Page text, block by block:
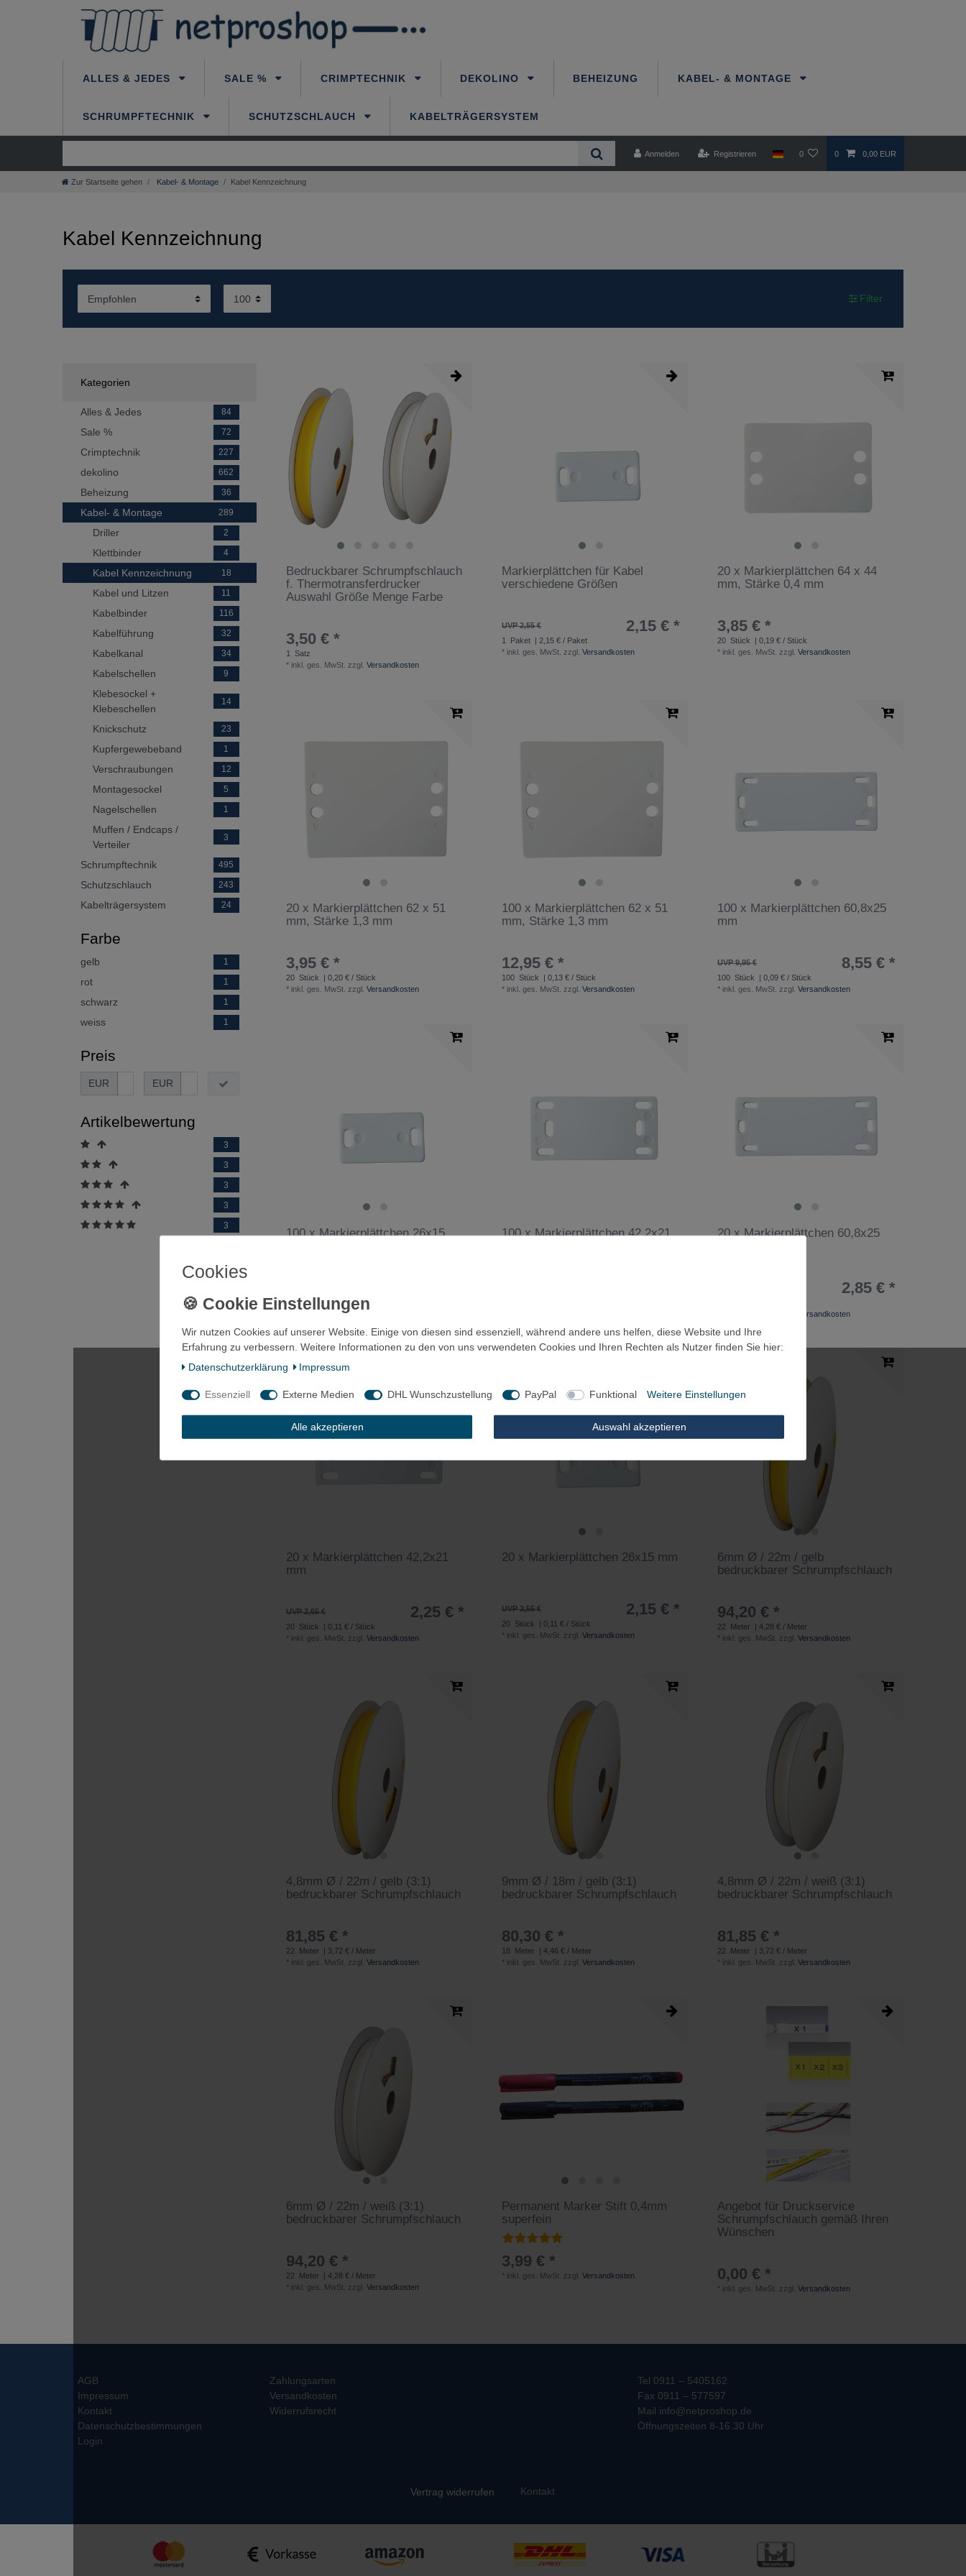
ALLES & JEDES SALE % CRIMPTECHNIK DEKOLINO BEHEIZUNG KABEL- & MONTAGE
SCHRUMPFTECHNIK SCHUTZSCHLAUCH KABELTRÄGERSYSTEM
Anmelden Registrieren 0 0 0,00 EUR
Zur Startseite gehen Kabel- & Montage Kabel Kennzeichnung
Kabel Kennzeichnung
Filter
Kategorien
Alles & Jedes 84
Sale % 72
Crimptechnik 227
dekolino 662
Beheizung 36
Kabel- & Montage 289
Driller 2
Klettbinder 4
Kabel Kennzeichnung 18
Kabel und Litzen 11
Kabelbinder 116
Kabelführung 32
Kabelkanal 34
Kabelschellen 9
Klebesockel +
Klebeschellen
14
Knickschutz 23
Kupfergewebeband 1
Verschraubungen 12
Montagesockel 5
Nagelschellen 1
Muffen / Endcaps /
Verteiler
3
Schrumpftechnik 495
Schutzschlauch 243
Kabelträgersystem 24
Farbe
gelb 1
rot 1
schwarz 1
weiss 1
Preis
EUR EUR
Artikelbewertung
3
3
3
3
3
Bedruckbarer Schrumpfschlauch
f. Thermotransferdrucker
Auswahl Größe Menge Farbe
3,50 € *
1
Satz
* inkl. ges. MwSt. zzgl.Versandkosten
Markierplättchen für Kabel
verschiedene Größen
UVP 2,55 € 2,15 € *
1 Paket | 2,15 € / Paket
* inkl. ges. MwSt. zzgl.Versandkosten
20 x Markierplättchen 64 x 44
mm, Stärke 0,4 mm
3,85 € *
20 Stück
| 0,19 € / Stück
* inkl. ges. MwSt. zzgl.Versandkosten
20 x Markierplättchen 62 x 51
mm, Stärke 1,3 mm
3,95 € *
20 Stück
| 0,20 € / Stück
* inkl. ges. MwSt. zzgl.Versandkosten
100 x Markierplättchen 62 x 51
mm, Stärke 1,3 mm
12,95 € *
100 Stück
| 0,13 € / Stück
* inkl. ges. MwSt. zzgl.Versandkosten
100 x Markierplättchen 60,8x25
mm
UVP 9,95 € 8,55 € *
100 Stück
| 0,09 € / Stück
* inkl. ges. MwSt. zzgl.Versandkosten
100 x Markierplättchen 26x15
100 Stück | 0,06 € / Stück
inkl. ges. MwSt.zzgl.
100 x Markierplättchen 42,2x21
20 x Markierplättchen 60,8x25
2,85 € *
Versandkosten
20 x Markierplättchen 42,2x21
mm
UVP 2,65 € 2,25 € *
20 Stück
| 0,11 € / Stück
* inkl. ges. MwSt. zzgl.Versandkosten
20 x Markierplättchen 26x15 mm
UVP 2,55 € 2,15 € *
20 Stück
| 0,11 € / Stück
* inkl. ges. MwSt. zzgl.Versandkosten
6mm Ø / 22m / gelb
bedruckbarer Schrumpfschlauch
94,20 € *
22 Meter
| 4,28 € / Meter
* inkl. ges. MwSt. zzgl.Versandkosten
4,8mm Ø / 22m / gelb (3:1)
bedruckbarer Schrumpfschlauch
81,85 € *
22 Meter
| 3,72 € / Meter
* inkl. ges. MwSt. zzgl.Versandkosten
9mm Ø / 18m / gelb (3:1)
bedruckbarer Schrumpfschlauch
80,30 € *
18 Meter
| 4,46 € / Meter
* inkl. ges. MwSt. zzgl.Versandkosten
4,8mm Ø / 22m / weiß (3:1)
bedruckbarer Schrumpfschlauch
81,85 € *
22 Meter
| 3,72 € / Meter
* inkl. ges. MwSt. zzgl.Versandkosten
6mm Ø / 22m / weiß (3:1)
bedruckbarer Schrumpfschlauch
94,20 € *
22 Meter
| 4,28 € / Meter
* inkl. ges. MwSt. zzgl.Versandkosten
Permanent Marker Stift 0,4mm
superfein
3,99 € *
* inkl. ges. MwSt. zzgl.Versandkosten
Angebot für Druckservice
Schrumpfschlauch gemäß Ihren
Wünschen
0,00 € *
* inkl. ges. MwSt. zzgl.Versandkosten
AGB
Impressum
Kontakt
Datenschutzbestimmungen
Login
Zahlungsarten
Versandkosten
Widerrufsrecht
Tel 0911 – 5405162
Fax 0911 – 577597
Mail info@netproshop.de
Öffnungszeiten 8-16.30 Uhr
Vertrag widerrufen Kontakt
Cookies
Wir nutzen Cookies auf unserer Website. Einige von diesen sind essenziell, während andere uns helfen, diese Website und Ihre
Erfahrung zu verbessern. Weitere Informationen zu den von uns verwendeten Cookies und Ihren Rechten als Nutzer finden Sie hier:
Daten­schutz­erklärung
Impressum
Essenziell Externe Medien DHL Wunschzustellung PayPal Funktional Weitere Einstellungen
Alle akzeptieren Auswahl akzeptieren